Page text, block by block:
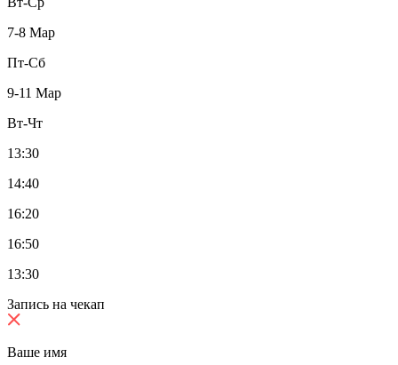
7-8 Мар
Пт-Сб
9-11 Мар
Вт-Чт
13:30
14:40
16:20
16:50
13:30
Запись на чекап
Ваше имя